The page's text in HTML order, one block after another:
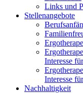
Links und
Stellenangebote
Interesse
Interesse
Nachhaltigkeit